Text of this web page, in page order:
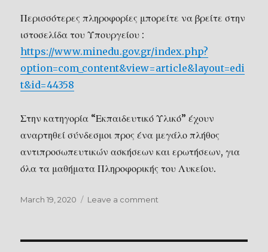
Περισσότερες πληροφορίες μπορείτε να βρείτε στην
ιστοσελίδα του Υπουργείου :
https://www.minedu.gov.gr/index.php?
option=com_content&view=article&layout=edi
t&id=44358
Στην κατηγορία “Εκπαιδευτικό Υλικό” έχουν
αναρτηθεί σύνδεσμοι προς ένα μεγάλο πλήθος
αντιπροσωπευτικών ασκήσεων και ερωτήσεων, για
όλα τα μαθήματα Πληροφορικής του Λυκείου.
Posted
March 19, 2020 Leave a comment